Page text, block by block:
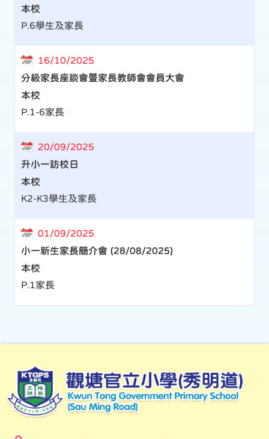
本校
P.6學生及家長
16/10/2025
分級家長座談會暨家長教師會會員大會
本校
P.1-6家長
20/09/2025
升小一訪校日
本校
K2-K3學生及家長
01/09/2025
小一新生家長簡介會 (28/08/2025)
本校
P.1家長